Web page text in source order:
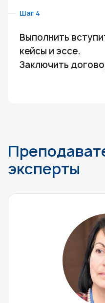
Шаг 4
Выполнить
кейсы и эссе.
Заключить
эксперты